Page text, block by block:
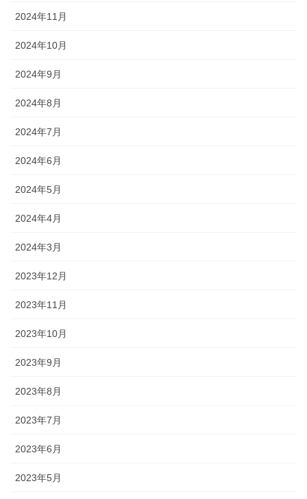
2024年11月
2024年10月
2024年9月
2024年8月
2024年7月
2024年6月
2024年5月
2024年4月
2024年3月
2023年12月
2023年11月
2023年10月
2023年9月
2023年8月
2023年7月
2023年6月
2023年5月